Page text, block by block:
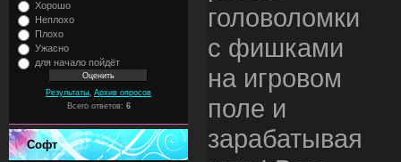
Хорошо
Неплохо
Плохо
Ужасно
для начало пойдёт
Результаты Архив опросов
Всего ответов: 6
Софт
головоломки
с фишками
на игровом
поле и
зарабатывая